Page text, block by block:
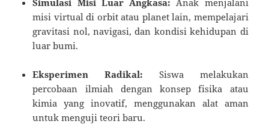
misi virtual di orbit atau planet lain, mempelajari
gravitasi nol, navigasi, dan kondisi kehidupan di
luar bumi.
Eksperimen Radikal: Siswa melakukan
percobaan ilmiah dengan konsep fisika atau
kimia yang inovatif, menggunakan alat aman
untuk menguji teori baru.